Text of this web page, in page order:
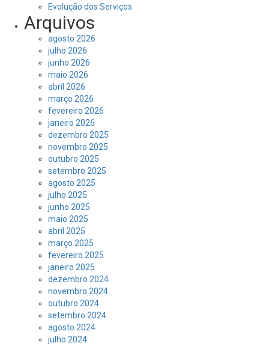
Evolução dos Serviços
Arquivos
agosto 2026
julho 2026
junho 2026
maio 2026
abril 2026
março 2026
fevereiro 2026
janeiro 2026
dezembro 2025
novembro 2025
outubro 2025
setembro 2025
agosto 2025
julho 2025
junho 2025
maio 2025
abril 2025
março 2025
fevereiro 2025
janeiro 2025
dezembro 2024
novembro 2024
outubro 2024
setembro 2024
agosto 2024
julho 2024